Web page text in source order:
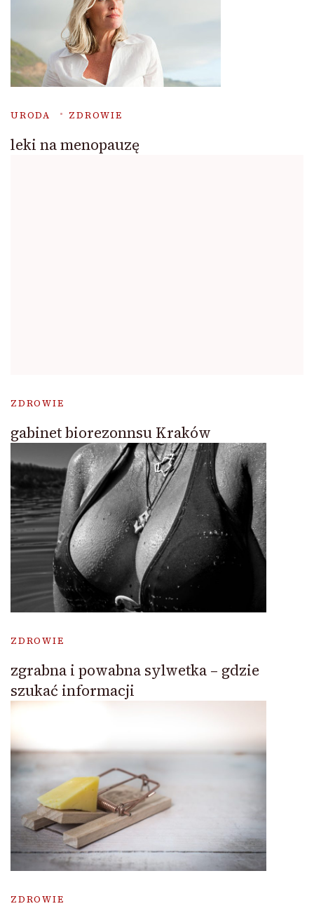
URODA ZDROWIE
leki na menopauzę
ZDROWIE
gabinet biorezonnsu Kraków
ZDROWIE
zgrabna i powabna sylwetka – gdzie
szukać informacji
ZDROWIE